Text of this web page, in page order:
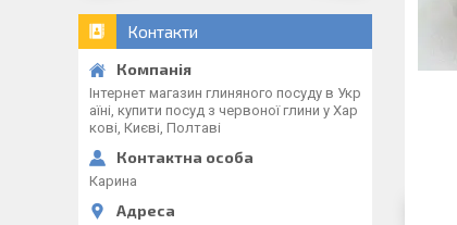
Контакти
Інтернет магазин глиняного посуду в Укр
аїні, купити посуд з червоної глини у Хар
кові, Києві, Полтаві
Карина